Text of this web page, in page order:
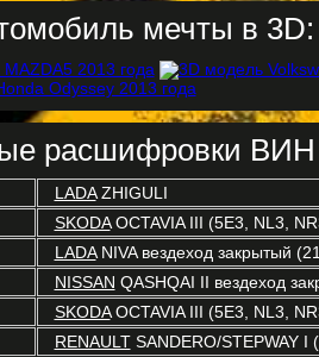
мечты в 3D:
расшифровки ВИН
LADAZHIGULI
SKODAOCTAVIA III (5E3, NL3,
LADANIVA вездеход закрытый
NISSAN QASHQAI II вездеход
SKODAOCTAVIA III (5E3, NL3,
RENAULTSANDERO/STEPWAY I